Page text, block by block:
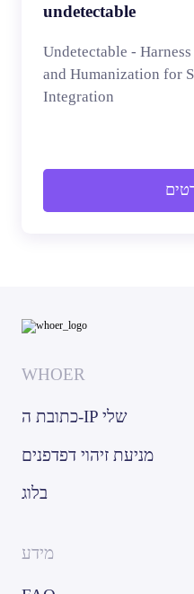
undetectable
Undetectable -
and Humanization for
Integration
WHOER
כתובת ה-IP שלי
מניעת זיהוי דפדפנים
בלוג
מידע